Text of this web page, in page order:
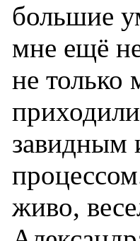
большие
мне ещё
не
завидным
живо,